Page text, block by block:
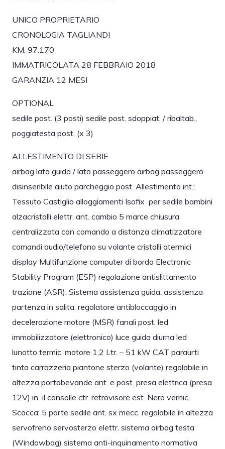
UNICO PROPRIETARIO
CRONOLOGIA TAGLIANDI
KM. 97.170
IMMATRICOLATA 28 FEBBRAIO 2018
GARANZIA 12 MESI
OPTIONAL
sedile post. (3 posti) sedile post. sdoppiat. / ribaltab.,
poggiatesta post. (x 3)
ALLESTIMENTO DI SERIE
airbag lato guida / lato passeggero airbag passeggero
disinseribile aiuto parcheggio post. Allestimento int.:
Tessuto Castiglio alloggiamenti Isofix per sedile bambini
alzacristalli elettr. ant. cambio 5 marce chiusura
centralizzata con comando a distanza climatizzatore
comandi audio/telefono su volante cristalli atermici
display Multifunzione computer di bordo Electronic
Stability Program (ESP) regolazione antislittamento
trazione (ASR), Sistema assistenza guida: assistenza
partenza in salita, regolatore antibloccaggio in
decelerazione motore (MSR) fanali post. led
immobilizzatore (elettronico) luce guida diurna led
lunotto termic. motore 1,2 Ltr. – 51 kW CAT paraurti
tinta carrozzeria piantone sterzo (volante) regolabile in
altezza portabevande ant. e post. presa elettrica (presa
12V) in il consolle ctr. retrovisore est. Nero vernic.
Scocca: 5 porte sedile ant. sx mecc. regolabile in altezza
servofreno servosterzo elettr. sistema airbag testa
(Windowbag) sistema anti-inquinamento normativa